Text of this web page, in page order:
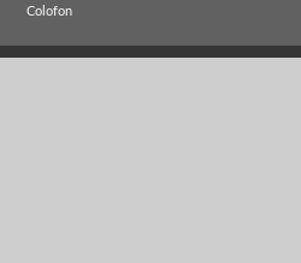
Colofon